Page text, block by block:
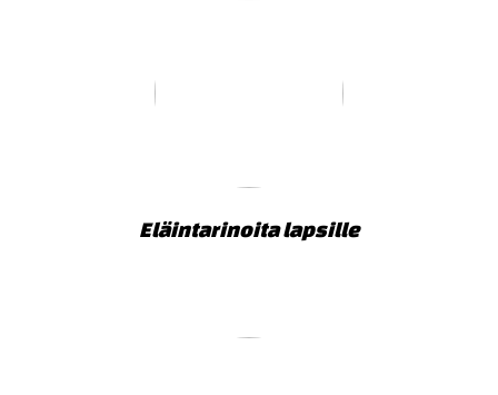
Eläintarinoita lapsille